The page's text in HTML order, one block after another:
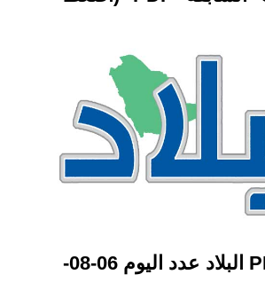
تحميل PDF البلاد عدد اليوم 06-08-